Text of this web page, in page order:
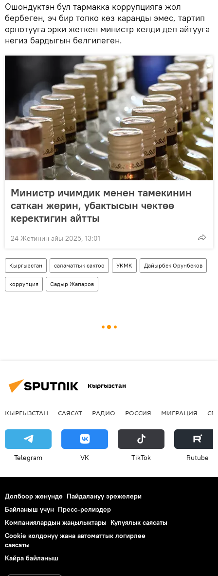
Ошондуктан бул тармакка коррупцияга жол
бербеген, эч бир топко көз каранды эмес, тартип
орнотууга эрки жеткен министр келди деп айтууга
негиз бардыгын белгилеген.
Министр ичимдик менен тамекинин
саткан жерин, убактысын чектөө
керектигин айтты
24 Жетинин айы 2025, 13:01
Кыргызстан саламаттык сактоо УКМК Дайырбек Орунбеков
коррупция Садыр Жапаров
Кыргызстан
КЫРГЫЗСТАН САЯСАТ РАДИО РОССИЯ МИГРАЦИЯ
Telegram VK ТikТоk Rutube
Долбоор жөнүндө Пайдалануу эрежелери
Байланыш үчүн Пресс-релиздер
Компаниялардын жаңылыктары Купуялык саясаты
Cookie колдонуу жана автоматтык логирлөө
саясаты
Кайра байланыш